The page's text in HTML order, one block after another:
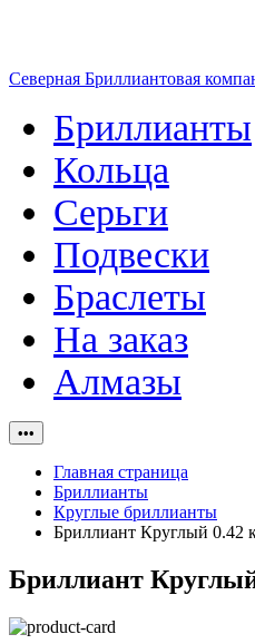
Северная Бриллиантовая
Бриллианты
Кольца
Серьги
Подвески
Браслеты
На заказ
Алмазы
•••
Главная страница
Бриллианты
Круглые бриллианты
Бриллиант Круглый 0.42
Бриллиант